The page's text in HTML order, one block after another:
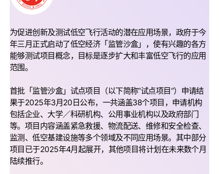
为促进创新及测试低空飞行活动的潜在应用场景，政府于今
年三月正式启动了低空经济「监管沙盒」，使有兴趣的各方
能够测试项目概念，目标是逐步扩大和丰富低空飞行的应用
范围。
首批「监管沙盒」试点项目（以下简称“试点项目”）申请结
果于2025年3月20日公布，一共涵盖38个项目，申请机构
包括企业、大学／科研机构、公用事业机构以及政府部门
等。项目内容涵盖紧急救援、物流配送、维修和安全检查、
监测、低空基建设施等多个领域及不同应用场景。其中部分
项目已于2025年4月起展开，其他项目将计划在未来数个月
陆续推行。